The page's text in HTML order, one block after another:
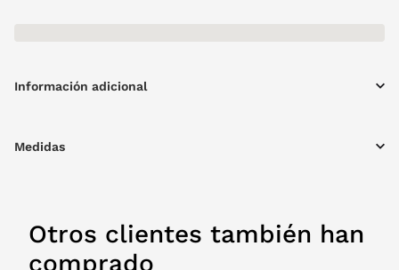
Información adicional
Medidas
Otros clientes también han
comprado